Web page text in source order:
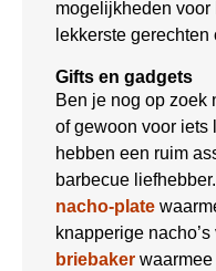
mogelijkheden
lekkerste
Gifts en gadgets
Ben je nog op zoek
of gewoon voor iets
hebben een ruim
barbecue
nacho-plate
knapperige
briebaker